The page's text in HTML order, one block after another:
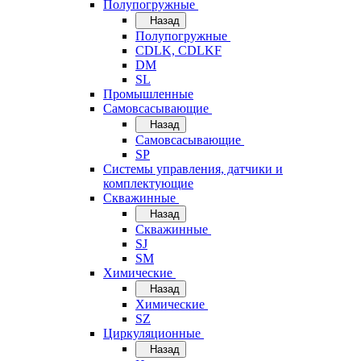
Полупогружные
Назад
Полупогружные
CDLK, CDLKF
DM
SL
Промышленные
Самовсасывающие
Назад
Самовсасывающие
SP
Системы управления, датчики и
комплектующие
Скважинные
Назад
Скважинные
SJ
SM
Химические
Назад
Химические
SZ
Циркуляционные
Назад